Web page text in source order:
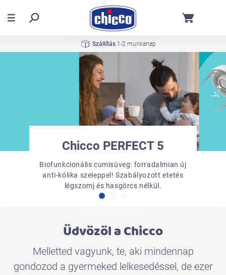
Szállítás1-2 munkanap
Chicco PERFECT 5
Biofunkcionális cumisüveg: forradalmian új
anti-kólika szeleppel! Szabályozott etetés
légszomj és hasgörcs nélkül.
Trolley Me
Egykezes, gyors mozdulattal összecsukod.
Aztán követ benneteket mindenhová.
Chicco BebèCare Easy-Tech
Az egyetlen univerzális eszköz az autóban
felejtés ellen CSI tanúsítvánnyal
Üdvözöl a Chicco
Melletted vagyunk, te, aki mindennap
gondozod a gyermeked lelkesedéssel, de ezer